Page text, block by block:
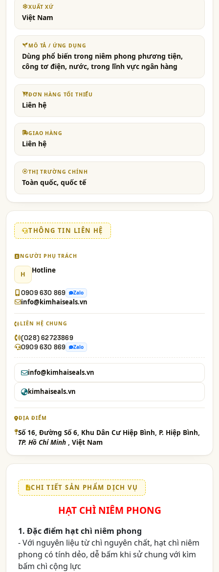
XUẤT XỨ
Việt Nam
MÔ TẢ / ỨNG DỤNG
Dùng phổ biến trong niêm phong phương tiện,
công tơ điện, nước, trong lĩnh vực ngân hàng
ĐƠN HÀNG TỐI THIỂU
Liên hệ
GIAO HÀNG
Liên hệ
THỊ TRƯỜNG CHÍNH
Toàn quốc, quốc tế
THÔNG TIN LIÊN HỆ
NGƯỜI PHỤ TRÁCH
H Hotline
0909 630 869 Zalo
info@kimhaiseals.vn
LIÊN HỆ CHUNG
(028) 62723869
0909 630 869
Zalo
info@kimhaiseals.vn
kimhaiseals.vn
ĐỊA ĐIỂM
Số 16, Đường Số 6, Khu Dân Cư Hiệp Bình, P. Hiệp Bình,
TP. Hồ Chí Minh , Việt Nam
CHI TIẾT SẢN PHẨM DỊCH VỤ
HẠT CHÌ NIÊM PHONG
1. Đặc điểm hạt chì niêm phong
- Với nguyên liệu từ chì nguyên chất, hạt chì niêm
phong có tính dẻo, dễ bấm khi sử chung với kìm
bấm chì cộng lực